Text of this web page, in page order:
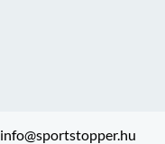
info@sportstopper.hu